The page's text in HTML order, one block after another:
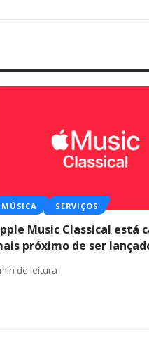
MÚSICA SERVIÇOS
Music Classical está
próximo de ser
de leitura